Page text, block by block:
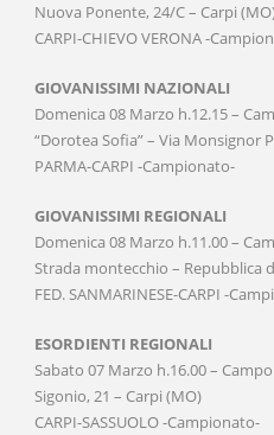
Nuova Ponente, 24/C – Carpi
CARPI-CHIEVO VERONA -
GIOVANISSIMI NAZIONALI
Domenica 08 Marzo h.12.15 –
“Dorotea Sofia” – Via Monsignor
PARMA-CARPI -Campionato-
GIOVANISSIMI REGIONALI
Domenica 08 Marzo h.11.00 –
Strada montecchio – Repubblica
FED. SANMARINESE-CARPI -
ESORDIENTI REGIONALI
Sabato 07 Marzo h.16.00 –
Sigonio, 21 – Carpi (MO)
CARPI-SASSUOLO -Campionato-